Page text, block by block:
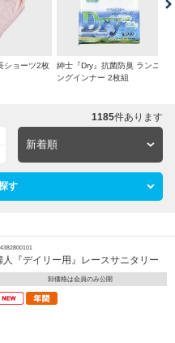
ショーツ2枚
紳士『Dry』抗菌防臭 ランニ
ングインナー 2枚組
す
1185件あります
人『デイリー用』レースサニタリー
卸価格は会員のみ公開